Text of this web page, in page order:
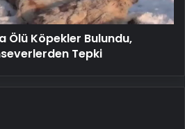
Ölü Köpekler Bulundu,
Tepki